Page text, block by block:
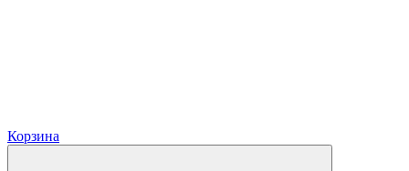
Корзина